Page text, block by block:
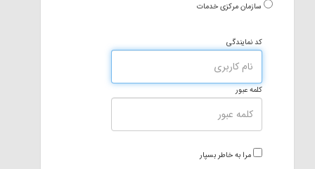
سازمان مرکزی خدمات
کد نمایندگی
کلمه عبور
مرا به خاطر بسپار